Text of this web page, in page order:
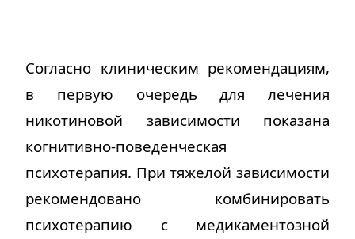
Согласно клиническим рекомендациям,
в первую очередь для лечения
никотиновой зависимости показана
когнитивно-поведенческая
психотерапия. При тяжелой зависимости
рекомендовано комбинировать
психотерапию с медикаментозной